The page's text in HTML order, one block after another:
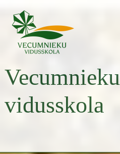
content
Vecumnieku
vidusskola